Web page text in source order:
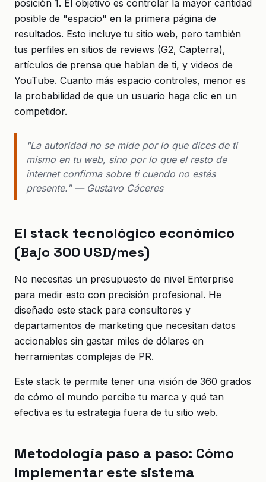
posición 1. El objetivo es controlar la mayor cantidad
posible de "espacio" en la primera página de
resultados. Esto incluye tu sitio web, pero también
tus perfiles en sitios de reviews (G2, Capterra),
artículos de prensa que hablan de ti, y videos de
YouTube. Cuanto más espacio controles, menor es
la probabilidad de que un usuario haga clic en un
competidor.
"La autoridad no se mide por lo que dices de ti
mismo en tu web, sino por lo que el resto de
internet confirma sobre ti cuando no estás
presente." — Gustavo Cáceres
El stack tecnológico económico
(Bajo 300 USD/mes)
No necesitas un presupuesto de nivel Enterprise
para medir esto con precisión profesional. He
diseñado este stack para consultores y
departamentos de marketing que necesitan datos
accionables sin gastar miles de dólares en
herramientas complejas de PR.
Este stack te permite tener una visión de 360 grados
de cómo el mundo percibe tu marca y qué tan
efectiva es tu estrategia fuera de tu sitio web.
Metodología paso a paso: Cómo
implementar este sistema